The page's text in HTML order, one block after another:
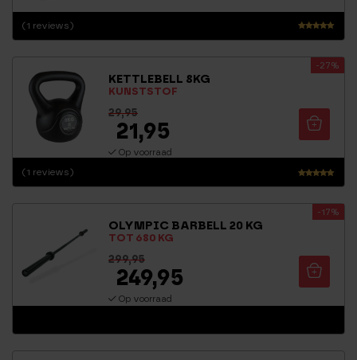
Waarderin
(1 reviews)
KETTLEBELL 8KG
KUNSTSTOF
-27%
Waarderin
(1 reviews)
29,95
21,95
Op voorraad
OLYMPIC BARBELL 20 KG
TOT 680 KG
-17%
299,95
249,95
Op voorraad